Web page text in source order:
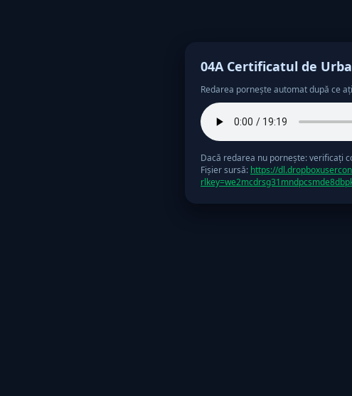
04A Certificatul de
Redarea pornește automat după ce
Dacă redarea nu pornește: verificați
Fişier sursă: https://